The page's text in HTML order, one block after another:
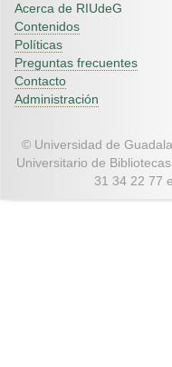
Acerca de RIUdeG
Contenidos
Políticas
Preguntas frecuentes
Contacto
Administración
© Universidad de
Universitario de
31 34 22 77